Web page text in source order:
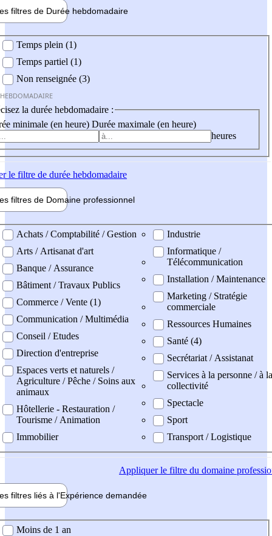
filtres de Durée hebdomadaire
Temps plein (1)
Temps partiel (1)
Non renseignée (3)
la durée hebdomadaire :
minimale (en heure) Durée maximale (en heure)
heures
le filtre de durée hebdomadaire
filtres de Domaine professionnel
professionel
Achats / Comptabilité / Gestion
Arts / Artisanat d'art
Banque / Assurance
Bâtiment / Travaux Publics
Commerce / Vente (1)
Communication / Multimédia
Conseil / Etudes
Direction d'entreprise
Espaces verts et naturels /
Agriculture / Pêche / Soins aux
animaux
Hôtellerie - Restauration /
Tourisme / Animation
Immobilier
Industrie
Informatique /
Télécommunication
Installation / Maintenance
Marketing / Stratégie
commerciale
Ressources Humaines
Santé (4)
Secrétariat / Assistanat
Services à la personne / à la
collectivité
Spectacle
Sport
Transport / Logistique
Appliquerle filtre du domaine
filtres liés à l'Expérience demandée
demandée
Moins de 1 an